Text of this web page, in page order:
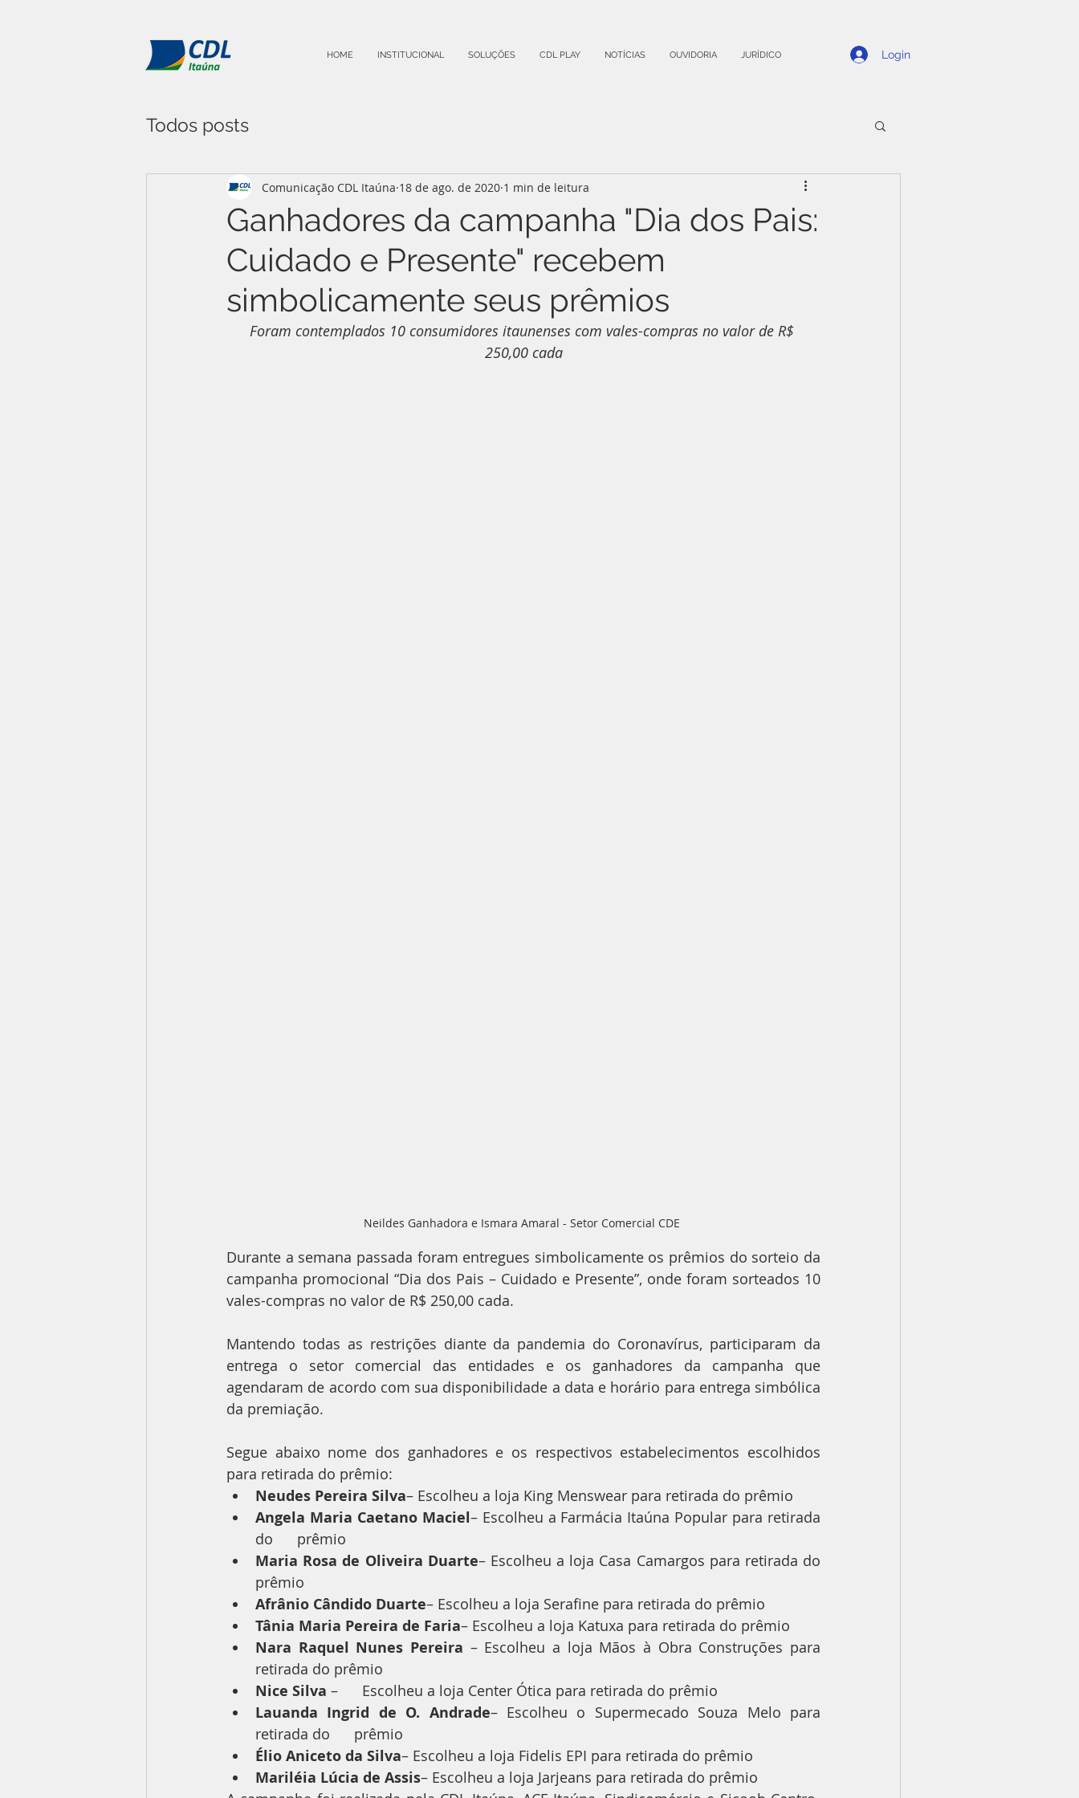
HOME INSTITUCIONAL SOLUÇÕES CDL PLAY NOTÍCIAS OUVIDORIA JURÍDICO Login
Todos posts
Ganhadores da campanha "Dia dos Pais:
Cuidado e Presente" recebem
simbolicamente seus prêmios
Comunicação CDL Itaúna 18 de ago. de 2020 1 min de leitura
Foram contemplados 10 consumidores itaunenses com vales-compras no valor de R$
250,00 cada
Neildes Ganhadora e Ismara Amaral - Setor Comercial CDE
Durante a semana passada foram entregues simbolicamente os prêmios do sorteio da
campanha promocional “Dia dos Pais – Cuidado e Presente”, onde foram sorteados 10
vales-compras no valor de R$ 250,00 cada.
Mantendo todas as restrições diante da pandemia do Coronavírus, participaram da
entrega o setor comercial das entidades e os ganhadores da campanha que
agendaram de acordo com sua disponibilidade a data e horário para entrega simbólica
da premiação.
Segue abaixo nome dos ganhadores e os respectivos estabelecimentos escolhidos
para retirada do prêmio:
Neudes Pereira Silva– Escolheu a loja King Menswear para retirada do prêmio
Angela Maria Caetano Maciel– Escolheu a Farmácia Itaúna Popular para retirada
do      prêmio
Maria Rosa de Oliveira Duarte– Escolheu a loja Casa Camargos para retirada do
prêmio
Afrânio Cândido Duarte– Escolheu a loja Serafine para retirada do prêmio
Tânia Maria Pereira de Faria– Escolheu a loja Katuxa para retirada do prêmio
Nara Raquel Nunes Pereira – Escolheu a loja Mãos à Obra Construções para
retirada do prêmio
Nice Silva –      Escolheu a loja Center Ótica para retirada do prêmio
Lauanda Ingrid de O. Andrade– Escolheu o Supermecado Souza Melo para
retirada do      prêmio
Élio Aniceto da Silva– Escolheu a loja Fidelis EPI para retirada do prêmio
Mariléia Lúcia de Assis– Escolheu a loja Jarjeans para retirada do prêmio